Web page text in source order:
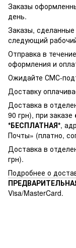
Заказы
день.
Заказы,
следующий
Отправка в
оформления и
Ожидайте СМС-
Доставку
Доставка в
90 грн), при заказе
*БЕСПЛАТНАЯ*,
Почты» (платно,
Доставка в
грн).
Подробнее о
Visa/MasterCard.